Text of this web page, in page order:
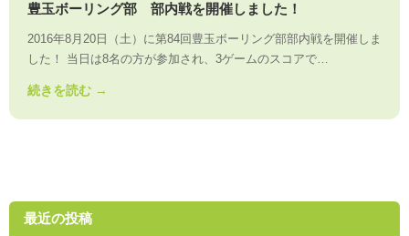
豊玉ボーリング部 部内戦を開催しました！
2016年8月20日（土）に第84回豊玉ボーリング部部内戦を開催しま
した！ 当日は8名の方が参加され、3ゲームのスコアで…
続きを読む →
最近の投稿